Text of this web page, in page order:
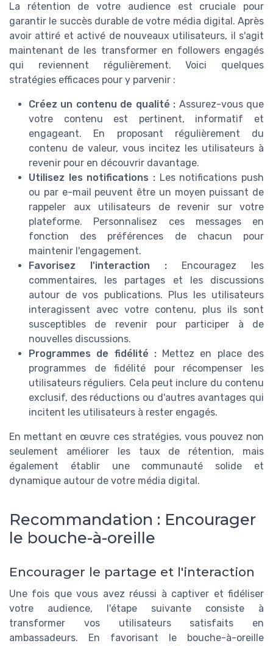
La rétention de votre audience est cruciale pour
garantir le succès durable de votre média digital. Après
avoir attiré et activé de nouveaux utilisateurs, il s'agit
maintenant de les transformer en followers engagés
qui reviennent régulièrement. Voici quelques
stratégies efficaces pour y parvenir :
Créez un contenu de qualité : Assurez-vous que
votre contenu est pertinent, informatif et
engageant. En proposant régulièrement du
contenu de valeur, vous incitez les utilisateurs à
revenir pour en découvrir davantage.
Utilisez les notifications : Les notifications push
ou par e-mail peuvent être un moyen puissant de
rappeler aux utilisateurs de revenir sur votre
plateforme. Personnalisez ces messages en
fonction des préférences de chacun pour
maintenir l'engagement.
Favorisez l'interaction : Encouragez les
commentaires, les partages et les discussions
autour de vos publications. Plus les utilisateurs
interagissent avec votre contenu, plus ils sont
susceptibles de revenir pour participer à de
nouvelles discussions.
Programmes de fidélité :Mettez en place des
programmes de fidélité pour récompenser les
utilisateurs réguliers. Cela peut inclure du contenu
exclusif, des réductions ou d'autres avantages qui
incitent les utilisateurs à rester engagés.
En mettant en œuvre ces stratégies, vous pouvez non
seulement améliorer les taux de rétention, mais
également établir une communauté solide et
dynamique autour de votre média digital.
Recommandation : Encourager
le bouche-à-oreille
Encourager le partage et l'interaction
Une fois que vous avez réussi à captiver et fidéliser
votre audience, l'étape suivante consiste à
transformer vos utilisateurs satisfaits en
ambassadeurs. En favorisant le bouche-à-oreille